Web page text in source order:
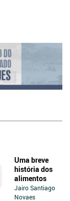
Uma breve
história dos
alimentos
Jairo Santiago
Novaes